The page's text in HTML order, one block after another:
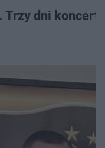
Trzy dni